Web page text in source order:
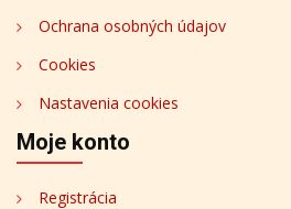
Ochrana osobných údajov
Cookies
Nastavenia cookies
Moje konto
Registrácia